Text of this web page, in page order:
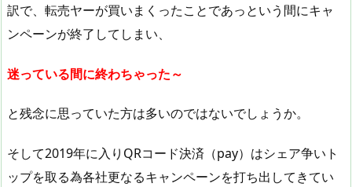
訳で、転売ヤーが買いまくったことであっという間にキャ
ンペーンが終了してしまい、
迷っている間に終わちゃった～
と残念に思っていた方は多いのではないでしょうか。
そして2019年に入りQRコード決済（pay）はシェア争いト
ップを取る為各社更なるキャンペーンを打ち出してきてい